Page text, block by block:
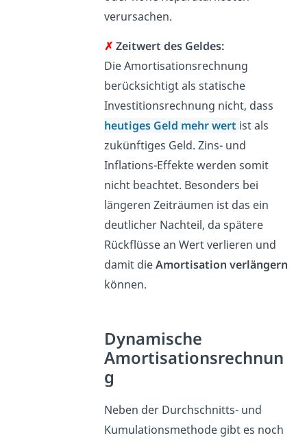
verursachen.
✗ Zeitwert des Geldes:
Die Amortisationsrechnung
berücksichtigt als statische
Investitionsrechnung nicht, dass
heutiges Geld mehr wert ist als
zukünftiges Geld. Zins- und
Inflations-Effekte werden somit
nicht beachtet. Besonders bei
längeren Zeiträumen ist das ein
deutlicher Nachteil, da spätere
Rückflüsse an Wert verlieren und
damit dieAmortisation verlängern
können.
Dynamische
Amortisationsrechnun
g
Neben der Durchschnitts- und
Kumulationsmethode gibt es noch